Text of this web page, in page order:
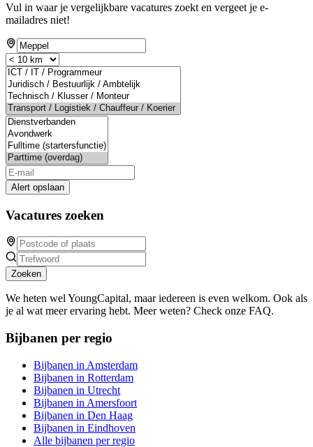
Vul in waar je vergelijkbare vacatures zoekt en vergeet je e-
mailadres niet!
Alert opslaan
Vacatures zoeken
Zoeken
We heten wel YoungCapital, maar iedereen is even welkom. Ook als
je al wat meer ervaring hebt. Meer weten? Check onze FAQ.
Bijbanen per regio
Bijbanen in Amsterdam
Bijbanen in Rotterdam
Bijbanen in Utrecht
Bijbanen in Amersfoort
Bijbanen in Den Haag
Bijbanen in Eindhoven
Alle bijbanen per regio